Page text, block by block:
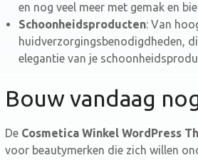
en nog veel meer met gemak en
Schoonheidsproducten: Van
huidverzorgingsbenodigdheden,
elegantie van je
Bouw vandaag
De Cosmetica Winkel WordPress
voor beautymerken die zich willen